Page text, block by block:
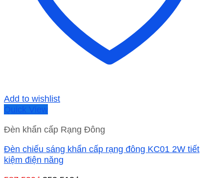
Add to wishlist
Quick View
Đèn khẩn cấp Rạng Đông
Đèn chiếu sáng khẩn cấp rạng đông KC01 2W tiết
kiệm điện năng